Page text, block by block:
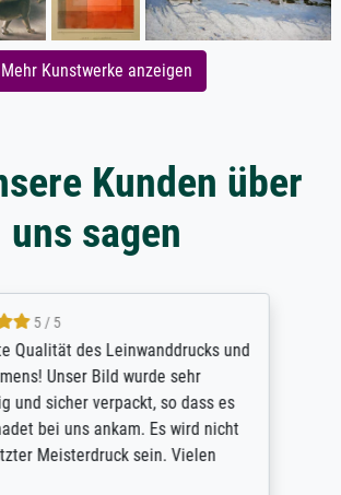
Mehr Kunstwerke anzeigen
Kunden über
uns sagen
5 / 5
Qualität des Leinwanddrucks und
Unser Bild wurde sehr
und sicher verpackt, so dass es
bei uns ankam. Es wird nicht
Meisterdruck sein. Vielen